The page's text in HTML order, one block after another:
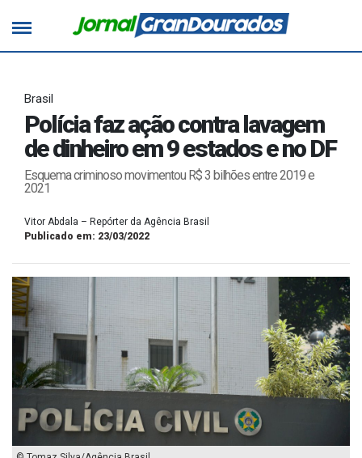
Brasil
Polícia faz ação contra lavagem
de dinheiro em 9 estados e no DF
Esquema criminoso movimentou R$ 3 bilhões entre 2019 e
2021
Vitor Abdala – Repórter da Agência Brasil
Publicado em: 23/03/2022